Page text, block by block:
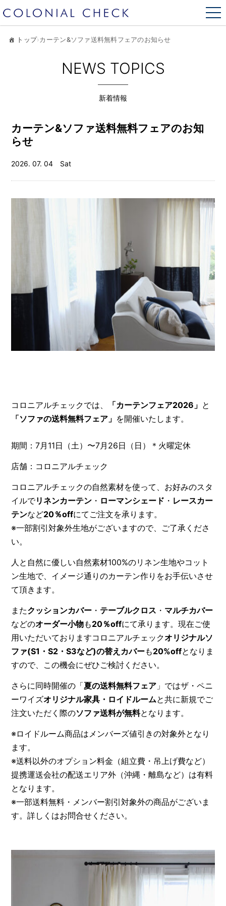
トップ› カーテン&ソファ送料無料フェアのお知らせ
NEWS TOPICS
新着情報
カーテン&ソファ送料無料フェアのお知
らせ
2026. 07. 04 Sat
コロニアルチェックでは、 「カーテンフェア2026」 と
「ソファの送料無料フェア」 を開催いたします。
期間：7月11日（土）〜7月26日（日）＊火曜定休
店舗：コロニアルチェック
コロニアルチェックの自然素材を使って、お好みのスタ
イルでリネンカーテン ・ ローマンシェード ・ レースカー
テンなど20％offにてご注文を承ります。
※一部割引対象外生地がございますので、ご了承くださ
い。
人と自然に優しい自然素材100%のリネン生地やコット
ン生地で、イメージ通りのカーテン作りをお手伝いさせ
て頂きます。
またクッションカバー ・ テーブルクロス ・ マルチカバー
などのオーダー小物も20％offにて承ります。現在ご使
用いただいておりますコロニアルチェックオリジナルソ
ファ(S1・S2・S3など)の替えカバーも20%offとなりま
すので、この機会にぜひご検討ください。
さらに同時開催の「夏の送料無料フェア 」ではザ・ペニ
ーワイズオリジナル家具・ロイドルームと共に新規でご
注文いただく際のソファ送料が無料となります。
※ロイドルーム商品はメンバーズ値引きの対象外となり
ます。
※送料以外のオプション料金（組立費・吊上げ費など）
提携運送会社の配送エリア外（沖縄・離島など）は有料
となります。
※一部送料無料・メンバー割引対象外の商品がございま
す。詳しくはお問合せください。